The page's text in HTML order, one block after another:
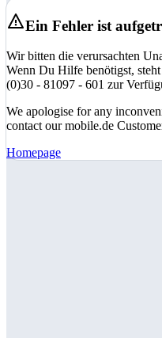
Ein Fehler ist
Wir bitten die verursachten
Wenn Du Hilfe benötigst,
(0)30 - 81097 - 601 zur
We apologise for any
contact our mobile.de
Homepage